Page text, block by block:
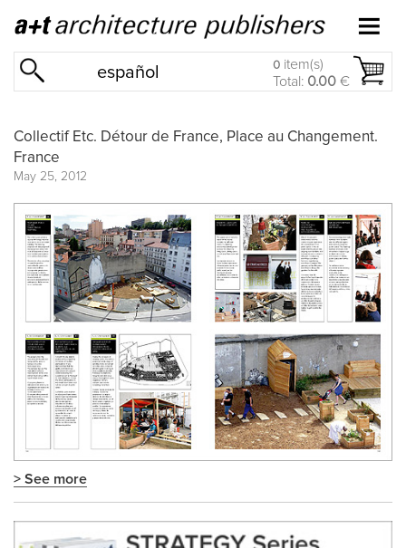
español 0 item(s)
Total: 0.00 €
Collectif Etc. Détour de France, Place au Changement.
France
May 25, 2012
> See more